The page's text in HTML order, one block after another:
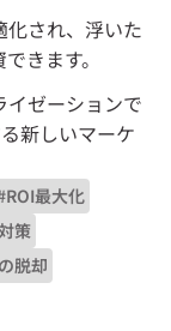
され、浮いた
きます。
ゼーションで
新しいマーケ
最大化
策
脱却